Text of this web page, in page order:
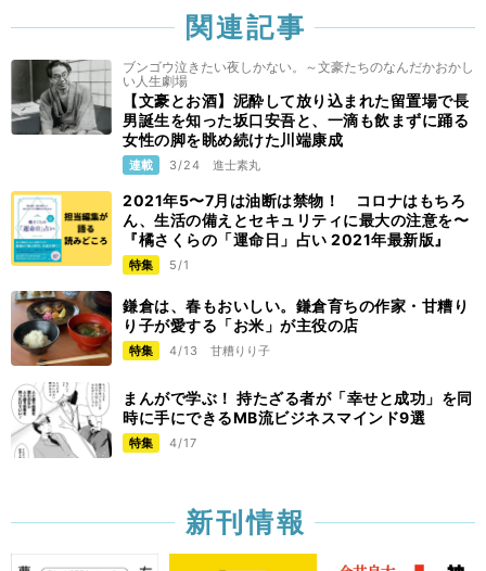
関連記事
ブンゴウ泣きたい夜しかない。～文豪たちのなんだかおかし
い人生劇場
【文豪とお酒】泥酔して放り込まれた留置場で長
男誕生を知った坂口安吾と、一滴も飲まずに踊る
女性の脚を眺め続けた川端康成
連載 3/24 進士素丸
2021年5〜7月は油断は禁物！ コロナはもちろ
ん、生活の備えとセキュリティに最大の注意を〜
『橘さくらの「運命日」占い 2021年最新版』
特集 5/1
鎌倉は、春もおいしい。鎌倉育ちの作家・甘糟り
り子が愛する「お米」が主役の店
特集 4/13 甘糟りり子
まんがで学ぶ！ 持たざる者が「幸せと成功」を同
時に手にできるMB流ビジネスマインド9選
特集 4/17
新刊情報